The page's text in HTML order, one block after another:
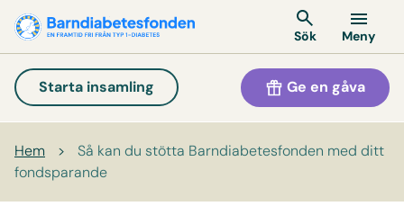
Sök Meny
Starta insamling Ge en gåva
Hem >
Så kan du stötta Barndiabetesfonden med ditt
fondsparande